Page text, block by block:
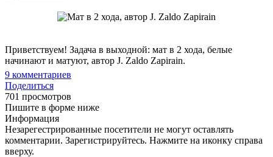
Приветствуем! Задача в выходной: мат в 2 хода, белые
начинают и матуют, автор J. Zaldo Zapirain.
9 комментариев
Поделиться
701 просмотров
Пишите в форме ниже
Информация
Незарегестрированные посетители не могут оставлять
комментарии. Зарегистрируйтесь. Нажмите на иконку справа
вверху.